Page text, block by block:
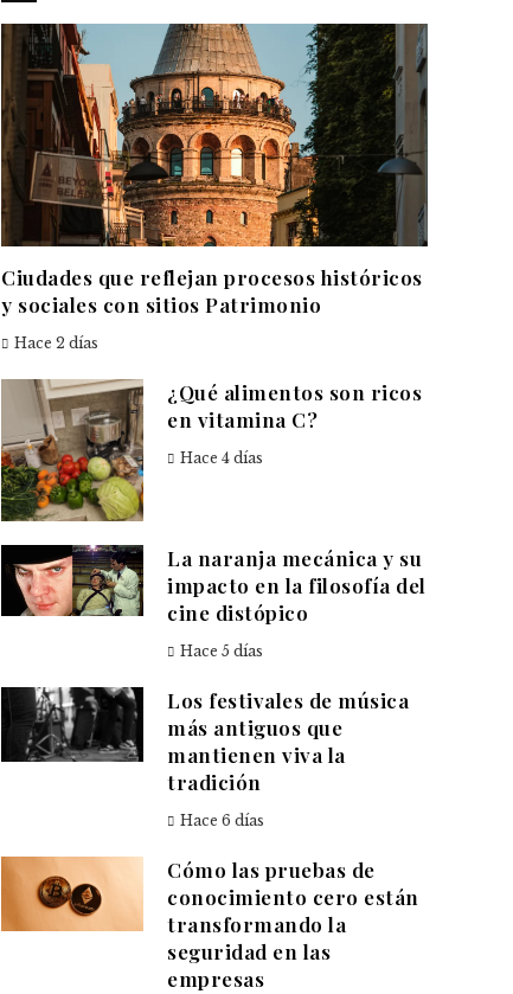
Ciudades que reflejan procesos históricos
y sociales con sitios Patrimonio
Hace 2 días
¿Qué alimentos son ricos
en vitamina C?
Hace 4 días
La naranja mecánica y su
impacto en la filosofía del
cine distópico
Hace 5 días
Los festivales de música
más antiguos que
mantienen viva la
tradición
Hace 6 días
Cómo las pruebas de
conocimiento cero están
transformando la
seguridad en las
empresas